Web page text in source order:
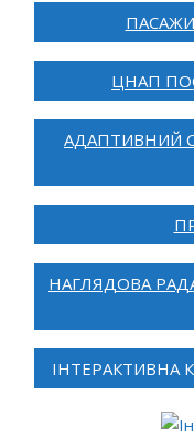
ЦНАП
АДАПТИВНИЙ
НАГЛЯДОВА
ІНТЕРАКТИВНА